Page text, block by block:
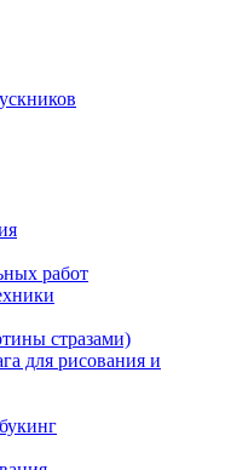
работ
стразами)
для рисования и